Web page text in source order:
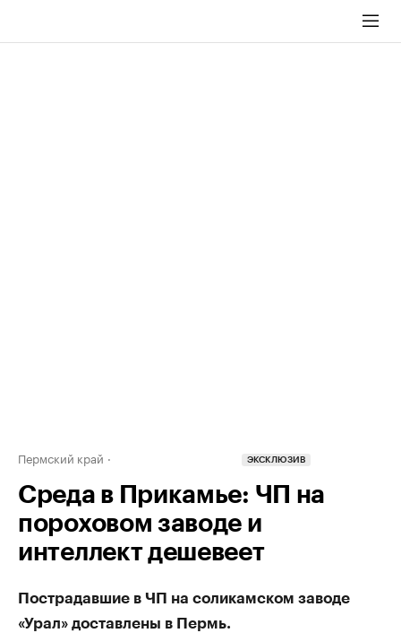
Пермский край ЭКСКЛЮЗИВ
Среда в Прикамье: ЧП на
пороховом заводе и
интеллект дешевеет
Пострадавшие в ЧП на соликамском заводе
«Урал» доставлены в Пермь.